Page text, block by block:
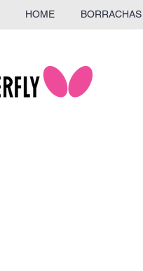
HOME BORRACHAS